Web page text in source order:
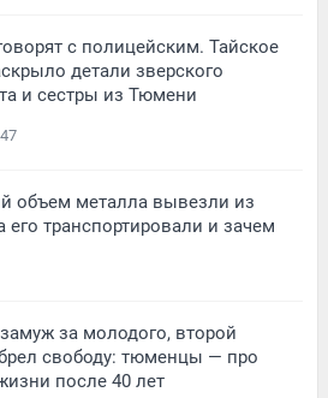
с полицейским. Тайское
детали зверского
и сестры из Тюмени
47
объем металла вывезли из
транспортировали и зачем
за молодого, второй
свободу: тюменцы — про
после 40 лет